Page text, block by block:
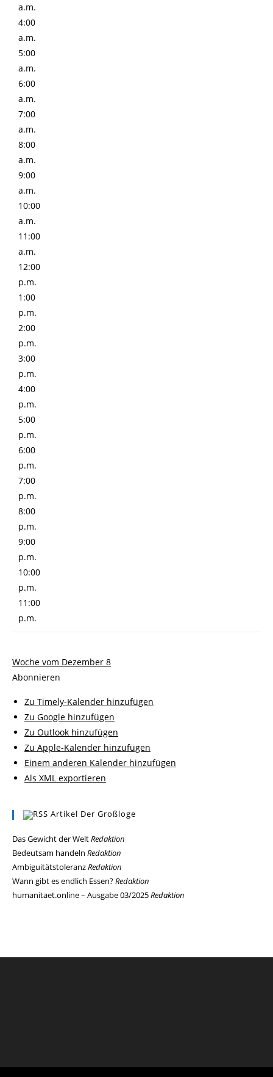
a.m.
4:00
a.m.
5:00
a.m.
6:00
a.m.
7:00
a.m.
8:00
a.m.
9:00
a.m.
10:00
a.m.
11:00
a.m.
12:00
p.m.
1:00
p.m.
2:00
p.m.
3:00
p.m.
4:00
p.m.
5:00
p.m.
6:00
p.m.
7:00
p.m.
8:00
p.m.
9:00
p.m.
10:00
p.m.
11:00
p.m.
Woche vom Dezember 8
Abonnieren
Zu Timely-Kalender hinzufügen
Zu Google hinzufügen
Zu Outlook hinzufügen
Zu Apple-Kalender hinzufügen
Einem anderen Kalender hinzufügen
Als XML exportieren
Artikel Der Großloge
Das Gewicht der WeltRedaktion
Bedeutsam handeln Redaktion
AmbiguitätstoleranzRedaktion
Wann gibt es endlich Essen?Redaktion
humanitaet.online – Ausgabe 03/2025Redaktion